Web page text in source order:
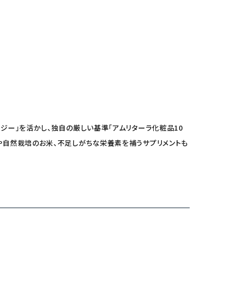
」を活かし、独自の厳しい基準「アムリターラ化粧品10
然栽培のお米、不足しがちな栄養素を補うサプリメントも